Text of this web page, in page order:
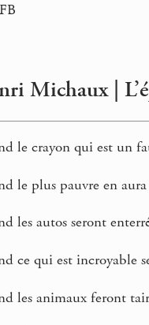
FB
Michaux |
le crayon qui est un
le plus pauvre en
les autos seront
ce qui est incroyable
les animaux feront